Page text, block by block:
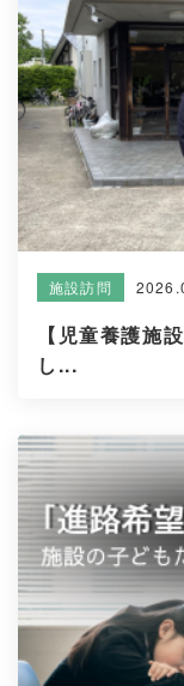
施設訪問
【児童養護施
し...